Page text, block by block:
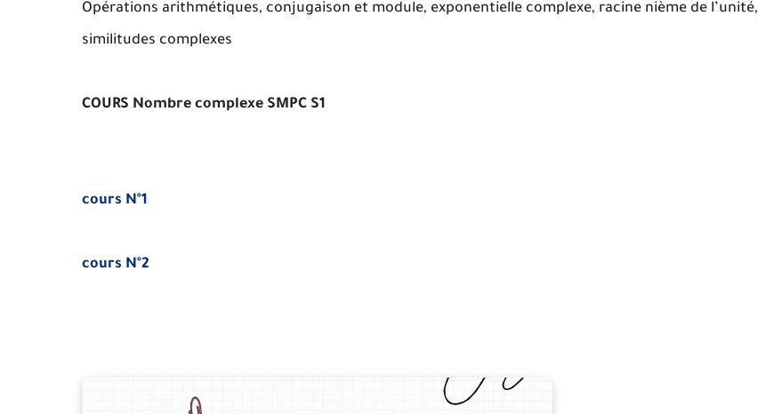
Opérations arithmétiques, conjugaison et module, exponentielle complexe, racine nième de l’unité,
similitudes complexes
COURS Nombre complexe SMPC S1
cours N°1
cours N°2